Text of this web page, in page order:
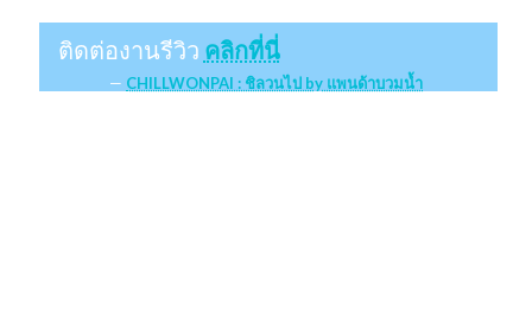
ติดต่องานรีวิว คลิกที่นี่
CHILLWONPAI : ชิลวนไป by แพนด้าบวมน้ำ